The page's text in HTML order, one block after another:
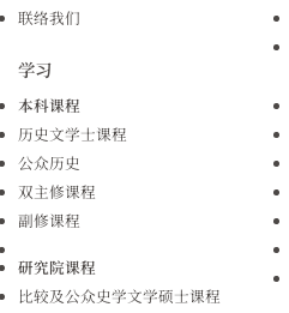
联络我们
学习
本科课程
历史文学士课程
公众历史
双主修课程
副修课程
研究院课程
比较及公众史学文学硕士课程